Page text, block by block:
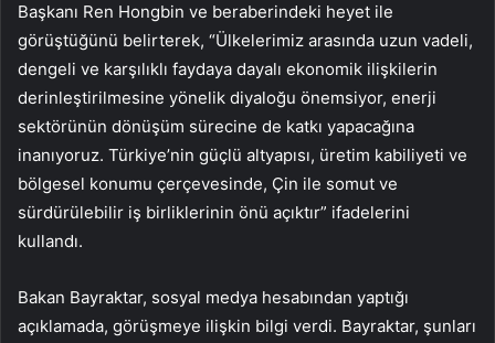
Başkanı Ren Hongbin ve beraberindeki heyet ile
görüştüğünü belirterek, “Ülkelerimiz arasında uzun vadeli,
dengeli ve karşılıklı faydaya dayalı ekonomik ilişkilerin
derinleştirilmesine yönelik diyaloğu önemsiyor, enerji
sektörünün dönüşüm sürecine de katkı yapacağına
inanıyoruz. Türkiye’nin güçlü altyapısı, üretim kabiliyeti ve
bölgesel konumu çerçevesinde, Çin ile somut ve
sürdürülebilir iş birliklerinin önü açıktır” ifadelerini
kullandı.
Bakan Bayraktar, sosyal medya hesabından yaptığı
açıklamada, görüşmeye ilişkin bilgi verdi. Bayraktar, şunları